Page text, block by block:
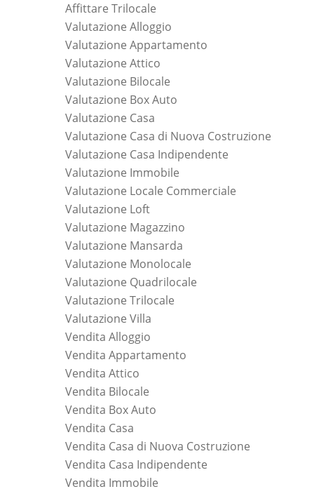
Affittare Trilocale
Valutazione Alloggio
Valutazione Appartamento
Valutazione Attico
Valutazione Bilocale
Valutazione Box Auto
Valutazione Casa
Valutazione Casa di Nuova Costruzione
Valutazione Casa Indipendente
Valutazione Immobile
Valutazione Locale Commerciale
Valutazione Loft
Valutazione Magazzino
Valutazione Mansarda
Valutazione Monolocale
Valutazione Quadrilocale
Valutazione Trilocale
Valutazione Villa
Vendita Alloggio
Vendita Appartamento
Vendita Attico
Vendita Bilocale
Vendita Box Auto
Vendita Casa
Vendita Casa di Nuova Costruzione
Vendita Casa Indipendente
Vendita Immobile